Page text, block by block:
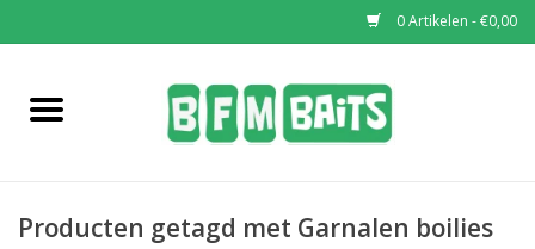
0 Artikelen - €0,00
Home
Producten getagd met Garnalen boilies